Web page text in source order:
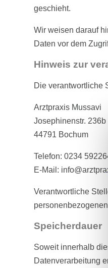
geschieht.
Wir weisen darauf
Daten vor dem
Hinweis zur
Die verantwortliche
Arztpraxis Mussavi
Josephinenstr. 236b
44791 Bochum
Telefon: 0234
E-Mail:
Verantwortliche
Speicherdauer
Soweit innerhalb
Datenverarbeitung